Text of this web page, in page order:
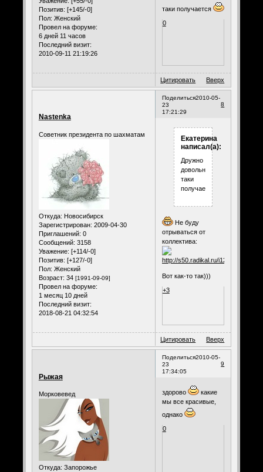
Позитив: [+145/-0]
Пол: Женский
Провел на форуме:
6 дней 11 часов
Последний визит:
2010-09-11 21:19:26
таки получается
0
Цитировать Вверх
Поделиться
8
2010-05-
23
17:21:29
Nastenka
Советник президента по шахматам
Откуда: Новосибирск
Зарегистрирован: 2009-04-30
Приглашений: 0
Сообщений: 3158
Уважение: [+114/-0]
Позитив: [+127/-0]
Пол: Женский
Возраст: 34 [1991-09-09]
Провел на форуме:
1 месяц 10 дней
Последний визит:
2018-08-21 04:32:54
Екатерина
написал(а):
Дружно
довольно-
таки
получается
Не буду
отрываться от
коллектива:
Вот как-то так)))
+3
Цитировать Вверх
Поделиться
9
2010-05-
23
17:34:05
Рыжая
Морковевед
Откуда: Запорожье
здорово
какие
мы все красивые,
однако
0